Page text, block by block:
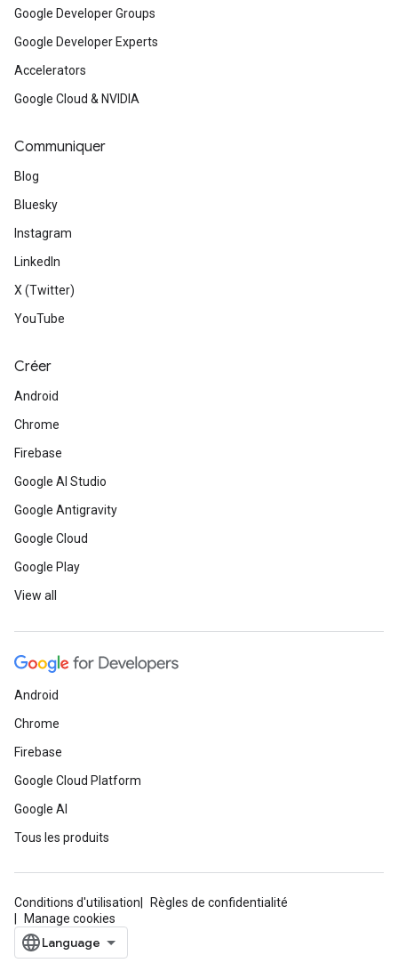
Google Developer Groups
Google Developer Experts
Accelerators
Google Cloud & NVIDIA
Communiquer
Blog
Bluesky
Instagram
LinkedIn
X (Twitter)
YouTube
Créer
Android
Chrome
Firebase
Google AI Studio
Google Antigravity
Google Cloud
Google Play
View all
Android
Chrome
Firebase
Google Cloud Platform
Google AI
Tous les produits
Conditions d'utilisation
Règles de confidentialité
Manage cookies